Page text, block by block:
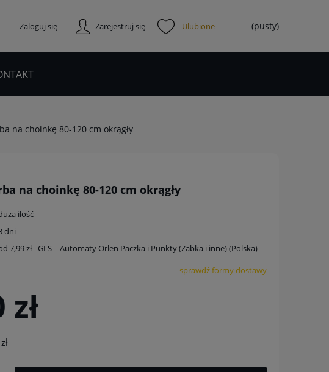
Zarejestruj się
Zaloguj się (pusty)
na choinkę 80-120 cm okrągły
na choinkę 80-120 cm okrągły
ilość
dni
7,99 zł- GLS – Automaty Orlen Paczka i Punkty (Żabka i inne)(Polska)
sprawdź formy dostawy